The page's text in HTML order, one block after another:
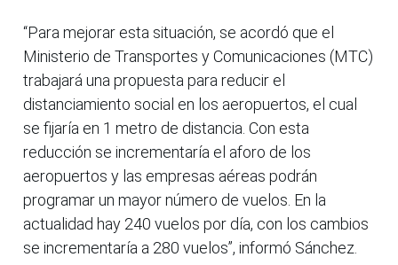
“Para mejorar esta situación, se acordó que el
Ministerio de Transportes y Comunicaciones (MTC)
trabajará una propuesta para reducir el
distanciamiento social en los aeropuertos, el cual
se fijaría en 1 metro de distancia. Con esta
reducción se incrementaría el aforo de los
aeropuertos y las empresas aéreas podrán
programar un mayor número de vuelos. En la
actualidad hay 240 vuelos por día, con los cambios
se incrementaría a 280 vuelos”, informó Sánchez.